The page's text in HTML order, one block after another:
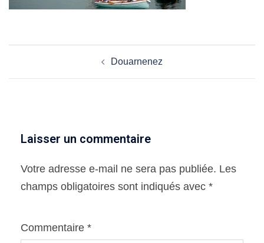
Douarnenez
Laisser un commentaire
Votre adresse e-mail ne sera pas publiée. Les
champs obligatoires sont indiqués avec *
Commentaire *